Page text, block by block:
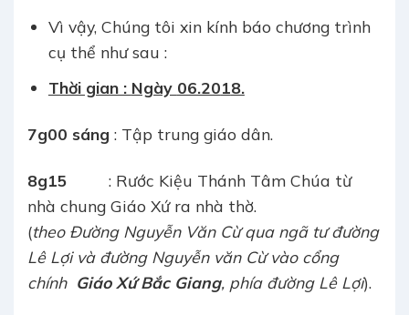
Vì vậy, Chúng tôi xin kính báo chương trình
cụ thể như sau :
Thời gian : Ngày 06.2018.
7g00 sáng : Tập trung giáo dân.
8g15
: Rước Kiệu Thánh Tâm Chúa từ
nhà chung Giáo Xứ ra nhà thờ.
(theo Đường Nguyễn Văn Cừqua ngã tư đường
Lê Lợi và đường Nguyễn văn Cừvào cổng
chính Giáo Xứ Bắc Giang, phía đường Lê Lợi).